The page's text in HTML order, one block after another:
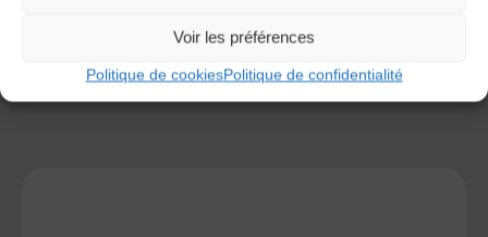
Voir les préférences
Politique de cookiesPolitique de confidentialité